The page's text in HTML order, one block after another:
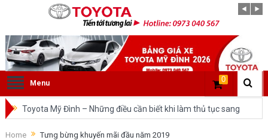
Menu 0
Toyota Mỹ Đình – Những điều cần biết khi làm thủ tục sang
tên ô tô trong cùng tỉnh.
Home Tưng bừng khuyến mãi đầu năm 2019